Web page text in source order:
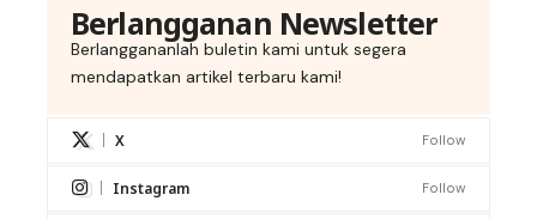
Berlangganan Newsletter
Berlanggananlah buletin kami untuk segera
mendapatkan artikel terbaru kami!
X Follow
Instagram Follow